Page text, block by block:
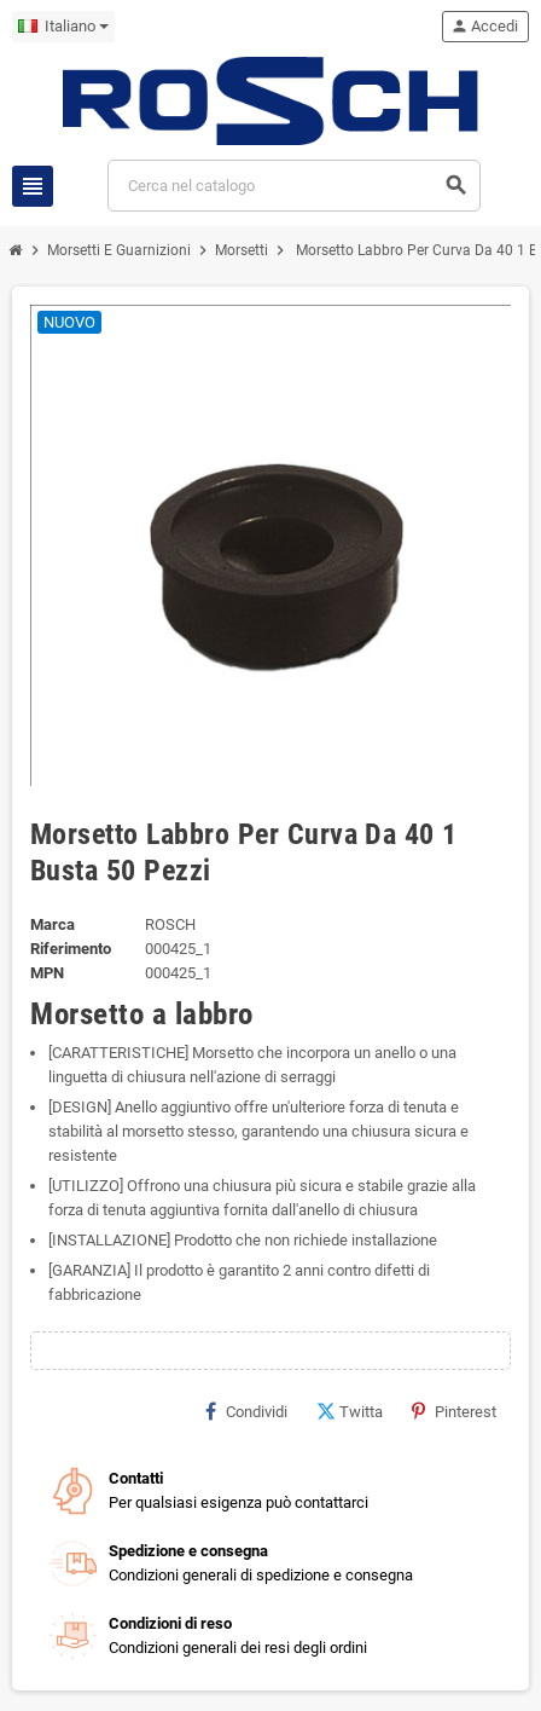
Italiano
view_headline search
person Accedi
chevron_right Morsetti E Guarnizioni chevron_right Morsetti chevron_right Morsetto Labbro Per Curva Da 40 1
NUOVO
Morsetto Labbro Per Curva Da 40 1
Busta 50 Pezzi
Marca
ROSCH
Riferimento
000425_1
MPN
000425_1
Morsetto a labbro
[CARATTERISTICHE] Morsetto che incorpora un anello o una
linguetta di chiusura nell'azione di serraggi
[DESIGN] Anello aggiuntivo offre un'ulteriore forza di tenuta e
stabilità al morsetto stesso, garantendo una chiusura sicura e
resistente
[UTILIZZO] Offrono una chiusura più sicura e stabile grazie alla
forza di tenuta aggiuntiva fornita dall'anello di chiusura
[INSTALLAZIONE] Prodotto che non richiede installazione
[GARANZIA] Il prodotto è garantito 2 anni contro difetti di
fabbricazione
Condividi Twitta Pinterest
Contatti
Per qualsiasi esigenza può contattarci
Spedizione e consegna
Condizioni generali di spedizione e consegna
Condizioni di reso
Condizioni generali dei resi degli ordini